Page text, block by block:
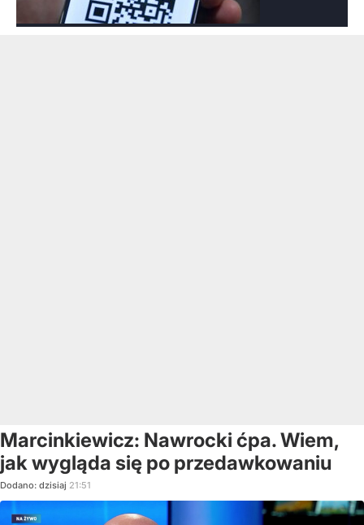
Marcinkiewicz: Nawrocki ćpa. Wiem,
jak wygląda się po przedawkowaniu
Dodano: dzisiaj 21:51